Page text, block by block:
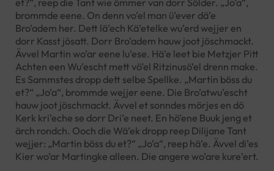
et?“, reep die Tant wie ömmer van dorr Sölder. „Jo’a“,
brommde eene. On denn vo’el man ü’ever dä’e
Bro’adem her. Dett lä’ech Kä’etelke wu’erd wejjer en
dorr Kasst jösatt. Dorr Bro’adem hauw joot jöschmackt.
Ävvel Martin wo’ar eene lu’ese. Hä’e leet bie Metzjer Pitt
Achten een Wu’escht mett vö’el Ritzinusö’el drenn make.
Es Sammstes dropp dett selbe Spellke. „Martin böss du
et?“ „Jo’a“, brommde wejjer eene. Die Bro’atwu’escht
hauw joot jöschmackt. Ävvel et sonndes mörjes en dö
Kerk kri’eche se dorr Dri’e neet. En hö’ene Buuk jeng et
ärch rondch. Ooch die Wä’ek dropp reep Dilijane Tant
wejjer: „Martin böss du et?“ „Jo’a“, reep hä’e. Ävvel di’es
Kier wo’ar Martingke alleen. Die angere wo’are kure’ert.